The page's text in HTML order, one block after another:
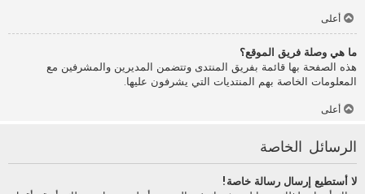
أعلى
ما هي وصلة فريق الموقع؟
هذه الصفحة بها قائمة بفريق المنتدى وتتضمن المديرين والمشرفين مع
المعلومات الخاصة بهم المنتديات التي يشرفون عليها.
أعلى
الرسائل الخاصة
لا أستطيع إرسال رسالة خاصة!